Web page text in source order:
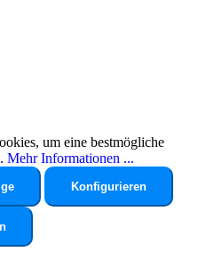
um eine bestmögliche
Mehr Informationen ...
Konfigurieren